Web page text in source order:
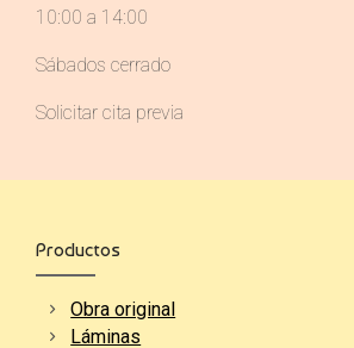
10:00 a 14:00
Sábados cerrado
Solicitar cita previa
Productos
Obra original
Láminas